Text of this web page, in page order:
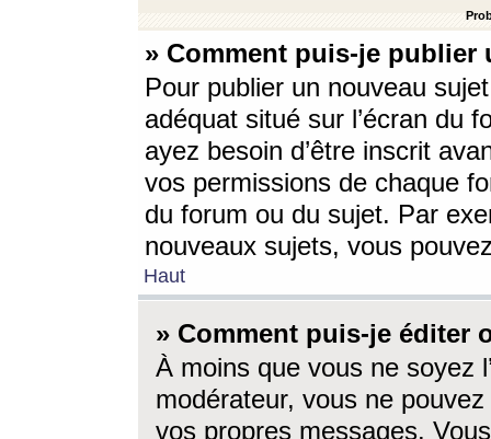
» Comment puis-je
Pour publier un nouveau
adéquat situé sur l’écran du
ayez besoin d’être inscrit
vos permissions de chaque
du forum ou du sujet. Par
nouveaux sujets, vous
Haut
» Comment puis-je éditer
À moins que vous ne soyez
modérateur, vous ne
vos propres messages.